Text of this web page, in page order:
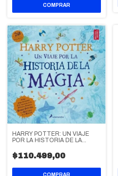
HARRY POTTER: UN VIAJE
POR LA HISTORIA DE LA
$110.499,00